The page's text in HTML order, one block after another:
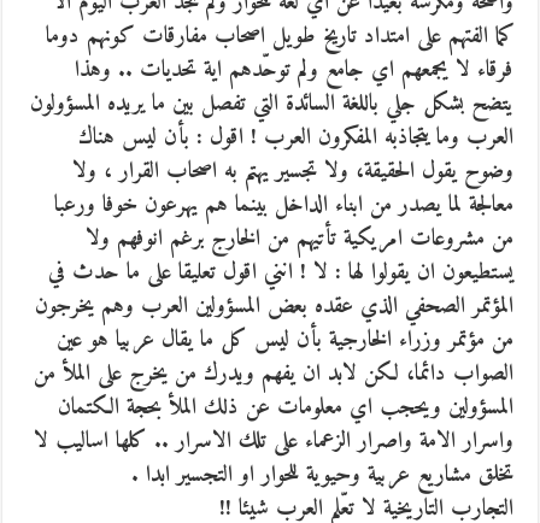
كما الفتهم على امتداد تاريخ طويل اصحاب مفارقات كونهم دوما
فرقاء لا يجمعهم اي جامع ولم توحّدهم اية تحديات .. وهذا
يتضح بشكل جلي باللغة السائدة التي تفصل بين ما يريده المسؤولون
العرب وما يتجاذبه المفكرون العرب ! اقول : بأن ليس هناك
وضوح يقول الحقيقة، ولا تجسير يهتم به اصحاب القرار ، ولا
معالجة لما يصدر من ابناء الداخل بينما هم يهرعون خوفا ورعبا
من مشروعات امريكية تأتيهم من الخارج برغم انوفهم ولا
يستطيعون ان يقولوا لها : لا ! انني اقول تعليقا على ما حدث في
المؤتمر الصحفي الذي عقده بعض المسؤولين العرب وهم يخرجون
من مؤتمر وزراء الخارجية بأن ليس كل ما يقال عربيا هو عين
الصواب دائما، لكن لابد ان يفهم ويدرك من يخرج على الملأ من
المسؤولين ويحجب اي معلومات عن ذلك الملأ بحجة الكتمان
واسرار الامة واصرار الزعماء على تلك الاسرار .. كلها اساليب لا
تخلق مشاريع عربية وحيوية للحوار او التجسير ابدا .
التجارب التاريخية لا تعّلم العرب شيئا !!